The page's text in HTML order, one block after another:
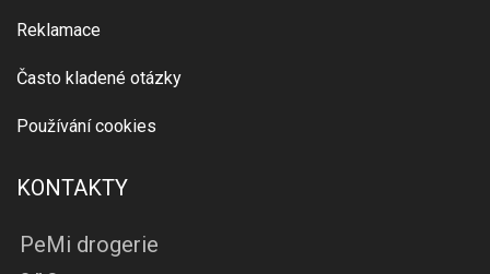
Reklamace
Často kladené otázky
Používání cookies
KONTAKTY
PeMi drogerie